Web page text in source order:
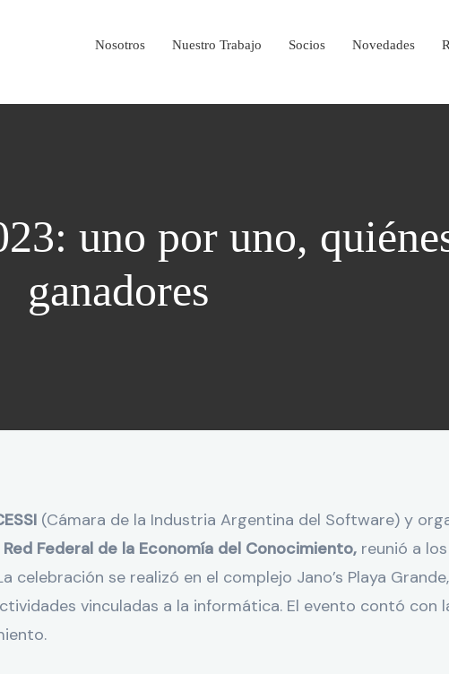
Nosotros Nuestro Trabajo Socios Novedades
uno por uno,
ganadores
(Cámara de la Industria Argentina del Software) y
Red Federal de la Economía del Conocimiento, reunió a
se realizó en el complejo Jano’s Playa
vinculadas a la informática. El evento contó con